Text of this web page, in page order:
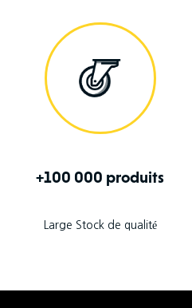
+100 000 produits
Large Stock de qualité